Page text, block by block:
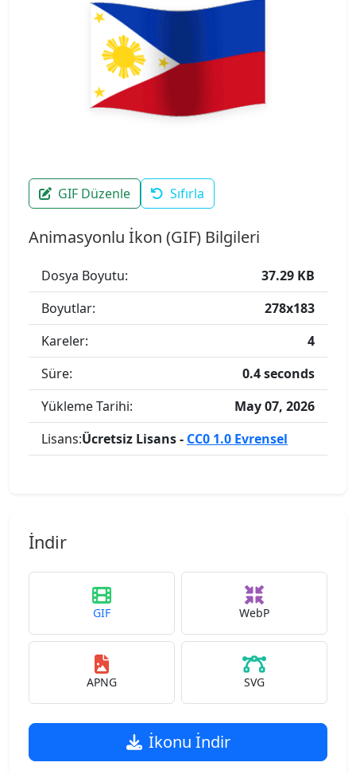
GIF Düzenle Sıfırla
Animasyonlu İkon (GIF) Bilgileri
Dosya Boyutu:
37.29 KB
Boyutlar:
278x183
Kareler:
4
Süre:
0.4 seconds
Yükleme Tarihi:
May 07, 2026
Lisans:Ücretsiz Lisans - CC0 1.0 Evrensel
İndir
GIF WebP
APNG SVG
İkonu İndir